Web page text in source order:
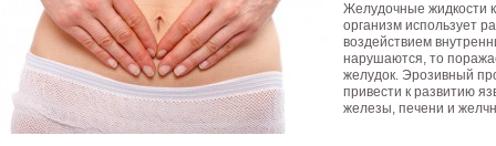
Желудочные жидкости
организм использует
воздействием
нарушаются, то
желудок. Эрозивный
привести к развитию
железы, печени и